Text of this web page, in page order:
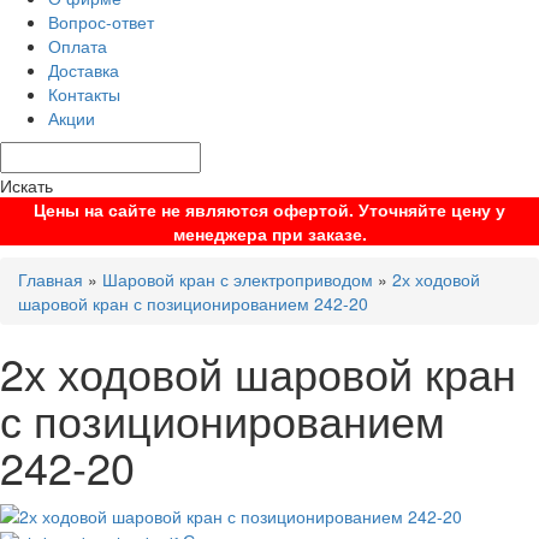
Вопрос-ответ
Оплата
Доставка
Контакты
Акции
Искать
Цены на сайте не являются офертой. Уточняйте цену у
менеджера при заказе.
Главная » Шаровой кран с электроприводом » 2х ходовой
шаровой кран с позиционированием 242-20
2х ходовой шаровой кран
с позиционированием
242-20